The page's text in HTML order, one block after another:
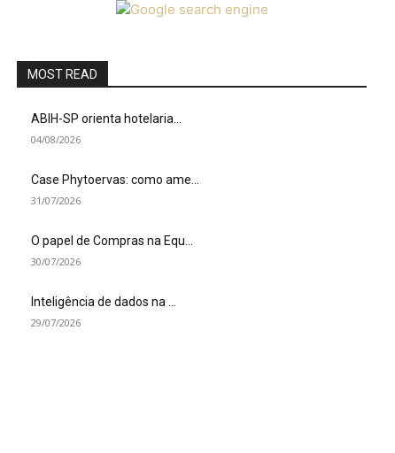
MOST READ
ABIH-SP orienta hotelaria...
04/08/2026
Case Phytoervas: como ame...
31/07/2026
O papel de Compras na Equ...
30/07/2026
Inteligência de dados na ...
29/07/2026